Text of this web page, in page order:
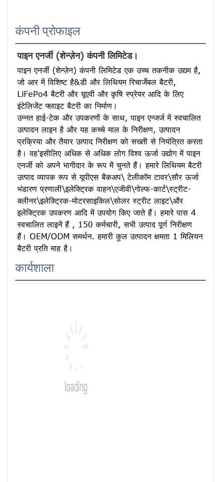
कंपनी प्रोफाइल
पाइन एनर्जी (शेन्ज़ेन) कंपनी लिमिटेड।
पाइन एनर्जी (शेन्ज़ेन) कंपनी लिमिटेड एक उच्च तकनीक उद्यम है,
जो आर में विशिष्ट है&डी और लिथियम रिचार्जेबल बैटरी,
LiFePo4 बैटरी और यूएवी और कृषि स्प्रेयर आदि के लिए
इंटेलिजेंट फ्लाइट बैटरी का निर्माण।
उन्नत हाई-टेक और उपकरणों के साथ, पाइन एन्जर्ज में स्वचालित
उत्पादन लाइन है और यह कच्चे माल के निरीक्षण, उत्पादन
प्रक्रिया और तैयार उत्पाद निरीक्षण को सख्ती से नियंत्रित करता
है। वह'इसीलिए अधिक से अधिक लोग विश्व ऊर्जा उद्योग में पाइन
एनर्जी को अपने भागीदार के रूप में चुनते हैं। हमारे लिथियम बैटरी
उत्पाद व्यापक रूप से यूपीएस बैकअप\ टेलीकॉम टावर\सौर ऊर्जा
भंडारण प्रणाली\इलेक्ट्रिक वाहन\एजीवी\गोल्फ-कार्ट\स्ट्रीट-
क्लीनर\इलेक्ट्रिक-मोटरसाइकिल\सोलर स्ट्रीट लाइट\और
इलेक्ट्रिक उपकरण आदि में उपयोग किए जाते हैं। हमारे पास 4
स्वचालित लाइनें हैं , 150 कर्मचारी, सभी उत्पाद पूर्ण निरीक्षण
हैं। OEM/ODM समर्थन. हमारी कुल उत्पादन क्षमता 1 मिलियन
बैटरी प्रति माह है।
कार्यशाला